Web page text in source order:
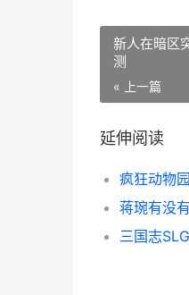
新人在暗区
测
« 上一篇
延伸阅读